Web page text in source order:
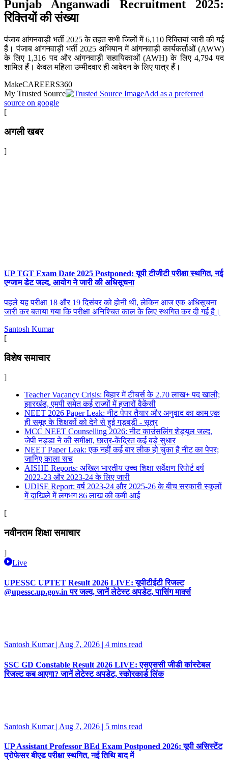
Punjab Anganwadi Recruitment 2025:
रिक्तियों की संख्या
पंजाब आंगनवाड़ी भर्ती 2025 के तहत सभी जिलों में 6,110 रिक्तियां जारी की गई
हैं। पंजाब आंगनवाड़ी भर्ती 2025 अभियान में आंगनवाड़ी कार्यकर्ताओं (AWW)
के लिए 1,316 पद और आंगनवाड़ी सहायिकाओं (AWH) के लिए 4,794 पद
शामिल हैं। केवल महिला उम्मीदवार ही आवेदन के लिए पात्र हैं।
MakeCAREERS360
My Trusted Source
Add as a preferred
source on google
[
अगली खबर
]
UP TGT Exam Date 2025 Postponed: यूपी टीजीटी परीक्षा स्थगित, नई
एग्जाम डेट जल्द, आयोग ने जारी की अधिसूचना
पहले यह परीक्षा 18 और 19 दिसंबर को होनी थी, लेकिन आज एक अधिसूचना
जारी कर बताया गया कि परीक्षा अनिश्चित काल के लिए स्थगित कर दी गई है।
Santosh Kumar
[
विशेष समाचार
]
Teacher Vacancy Crisis: बिहार में टीचर्स के 2.70 लाख+ पद खाली;
झारखंड, एमपी समेत कई राज्यों में हजारों वैकेंसी
NEET 2026 Paper Leak: नीट पेपर तैयार और अनुवाद का काम एक
ही समूह के शिक्षकों को देने से हुई गड़बड़ी - सूत्र
MCC NEET Counselling 2026: नीट काउंसलिंग शेड्यूल जल्द,
जेपी नड्डा ने की समीक्षा, छात्र-केंद्रित कई बड़े सुधार
NEET Paper Leak: एक नहीं कई बार लीक हो चुका है नीट का पेपर;
जानिए काला सच
AISHE Reports: अखिल भारतीय उच्च शिक्षा सर्वेक्षण रिपोर्ट वर्ष
2022-23 और 2023-24 के लिए जारी
UDISE Report: वर्ष 2023-24 और 2025-26 के बीच सरकारी स्कूलों
में दाखिले में लगभग 86 लाख की कमी आई
[
नवीनतम शिक्षा समाचार
]
Live
UPESSC UPTET Result 2026 LIVE: यूपीटीईटी रिजल्ट
@upessc.up.gov.in पर जल्द, जानें लेटेस्ट अपडेट, पासिंग मार्क्स
Santosh Kumar | Aug 7, 2026 | 4 mins read
SSC GD Constable Result 2026 LIVE: एसएससी जीडी कांस्टेबल
रिजल्ट कब आएगा? जानें लेटेस्ट अपडेट, स्कोरकार्ड लिंक
Santosh Kumar | Aug 7, 2026 | 5 mins read
UP Assistant Professor BEd Exam Postponed 2026: यूपी असिस्टेंट
प्रोफेसर बीएड परीक्षा स्थगित, नई तिथि बाद में